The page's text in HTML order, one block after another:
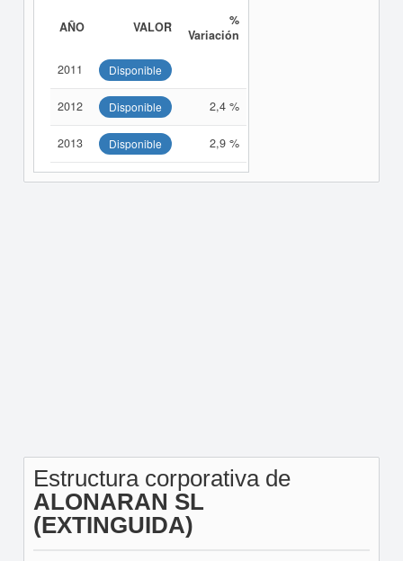
AÑO VALOR
%
Variación
2011 Disponible
2012 Disponible 2,4 %
2013 Disponible 2,9 %
Estructura corporativa de
ALONARAN SL
(EXTINGUIDA)